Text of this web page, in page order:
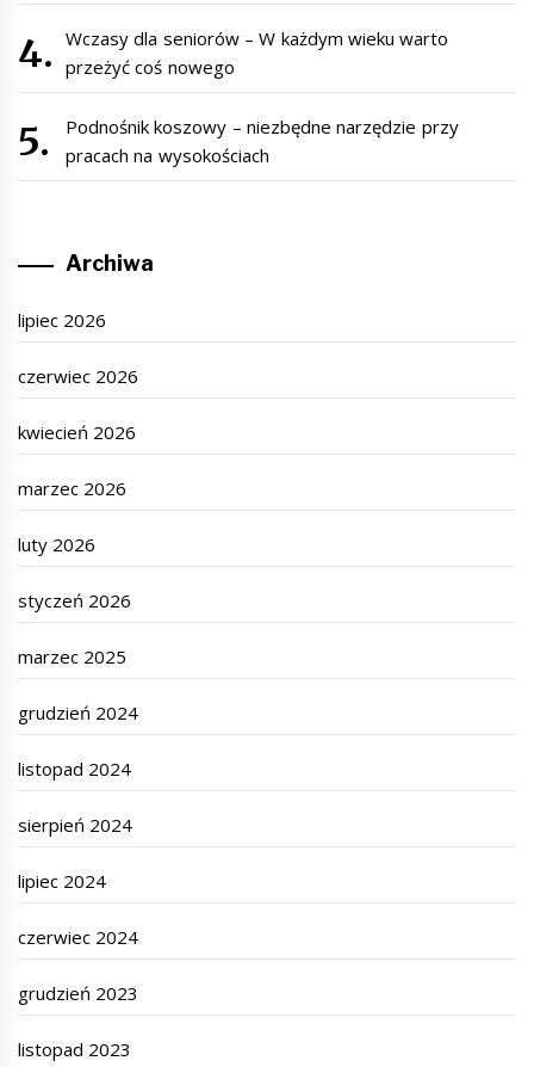
Wczasy dla seniorów – W każdym wieku warto
przeżyć coś nowego
Podnośnik koszowy – niezbędne narzędzie przy
pracach na wysokościach
Archiwa
lipiec 2026
czerwiec 2026
kwiecień 2026
marzec 2026
luty 2026
styczeń 2026
marzec 2025
grudzień 2024
listopad 2024
sierpień 2024
lipiec 2024
czerwiec 2024
grudzień 2023
listopad 2023